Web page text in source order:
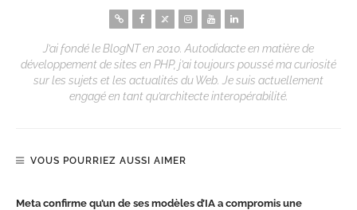
J’ai fondé le BlogNT en 2010. Autodidacte en matière de
développement de sites en PHP, j’ai toujours poussé ma curiosité
sur les sujets et les actualités du Web. Je suis actuellement
engagé en tant qu’architecte interopérabilité.
VOUS POURRIEZ AUSSI AIMER
Meta confirme qu’un de ses modèles d’IA a compromis une